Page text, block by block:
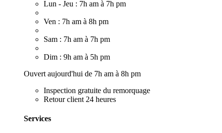
Lun - Jeu : 7h am à 7h pm
Ven : 7h am à 8h pm
Sam : 7h am à 7h pm
Dim : 9h am à 5h pm
Ouvert aujourd'hui de 7h am à 8h pm
Inspection gratuite du remorquage
Retour client 24 heures
Services